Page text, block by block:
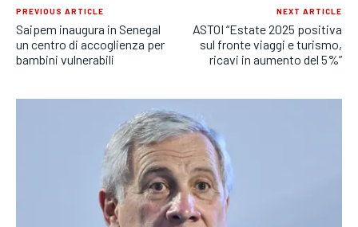
PREVIOUS ARTICLE
Saipem inaugura in Senegal
un centro di accoglienza per
bambini vulnerabili
NEXT ARTICLE
ASTOI “Estate 2025 positiva
sul fronte viaggi e turismo,
ricavi in aumento del 5%”